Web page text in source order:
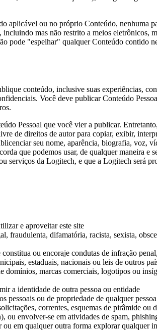
aplicável ou no próprio Conteúdo,
mas não restrito a meios eletrônicos,
pode "espelhar" qualquer Conteúdo contido
conteúdo, inclusive suas experiências,
Você deve publicar Conteúdo
Pessoal que você vier a publicar.
de direitos de autor para copiar, exibir,
seu nome, aparência, biografia, voz,
que podemos usar, de qualquer maneira
serviços da Logitech, e que a Logitech será
e aproveitar este site
fraudulenta, difamatória, racista, sexista,
ou encoraje condutas de infração
estaduais, nacionais ou leis de outros
marcas comerciais, logotipos ou
a identidade de outra pessoa ou entidade
pessoais ou de propriedade de qualquer
correntes, esquemas de pirâmide
ou envolver-se em atividades de spam,
em qualquer outra forma explorar qualquer